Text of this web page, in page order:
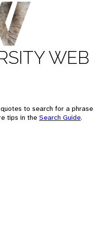
WEB
to search for a phrase
tips in the Search Guide.